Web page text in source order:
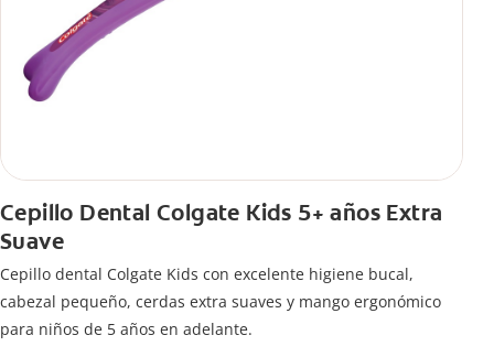
Cepillo Dental Colgate Kids 5+ años Extra
Suave
Cepillo dental Colgate Kids con excelente higiene bucal,
cabezal pequeño, cerdas extra suaves y mango ergonómico
para niños de 5 años en adelante.